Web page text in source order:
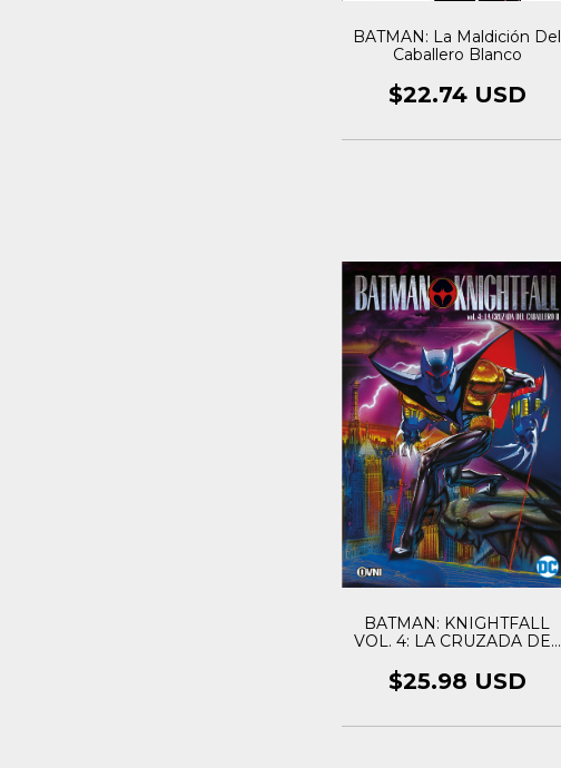
BATMAN: La Maldición Del
Caballero Blanco
$22.74 USD
BATMAN: KNIGHTFALL
VOL. 4: LA CRUZADA DEL
$25.98 USD